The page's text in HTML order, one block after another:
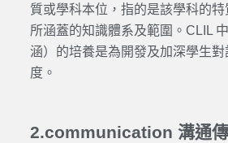
質或學科本位，指的是該學科的
所涵蓋的知識體系及範圍。CLIL
涵）的培養是為開發及加深學生
度。
2.communication 溝通